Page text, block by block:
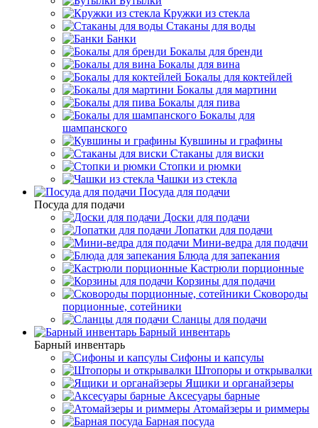
Кружки из стекла
Стаканы для воды
Банки
Бокалы для бренди
Бокалы для вина
Бокалы для коктейлей
Бокалы для мартини
Бокалы для пива
Бокалы для
шампанского
Кувшины и графины
Стаканы для виски
Стопки и рюмки
Чашки из стекла
Посуда для подачи
Посуда для подачи
Доски для подачи
Лопатки для подачи
Мини-ведра для подачи
Блюда для запекания
Кастрюли порционные
Корзины для подачи
Сковороды
порционные, сотейники
Сланцы для подачи
Барный инвентарь
Барный инвентарь
Сифоны и капсулы
Штопоры и открывалки
Ящики и органайзеры
Аксесуары барные
Атомайзеры и риммеры
Барная посуда